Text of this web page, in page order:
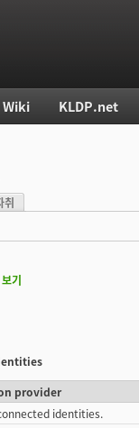
취
기
provider
identities.
Wiki KLDP.net